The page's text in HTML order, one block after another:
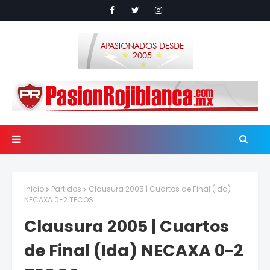
Inicio Partidos
Clausura 2005 | Cuartos de Final (Ida)
NECAXA 0-2 TECOS...
Clausura 2005 | Cuartos
de Final (Ida) NECAXA 0-2